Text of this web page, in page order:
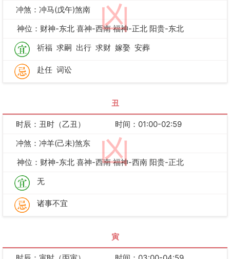
凶
冲煞：冲马(戊午)煞南
神位：财神-东北 喜神-西南 福神-正北 阳贵-东北
祈福 求嗣 出行 求财 嫁娶 安葬
赴任 词讼
丑
凶
时辰：丑时（乙丑）
时间：01:00-02:59
冲煞：冲羊(己未)煞东
神位：财神-东北 喜神-西南 福神-西南 阳贵-正北
无
诸事不宜
寅